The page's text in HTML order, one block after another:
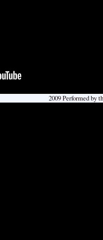
2009 Performed by